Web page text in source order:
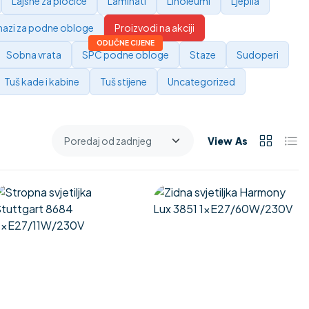
za podne obloge Proizvodi na akciji
Sobna vrata SPC podne obloge Staze Sudoperi
Tuš kade i kabine Tuš stijene Uncategorized
View As